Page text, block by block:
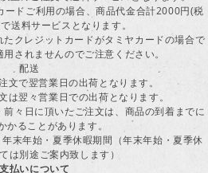
ードご利用の場合、商品代金合計2000円(税
送料サービスとなります。
クレジットカードがタミヤカードの場合で
されませんのでご注意ください。
配送
文で翌営業日の出荷となります。
は翌々営業日での出荷となります。
前々日に頂いたご注文は、商品の到着までに
かることがあります。
末年始・夏季休暇期間（年末年始・夏季休
は別途ご案内致します）
払いについて